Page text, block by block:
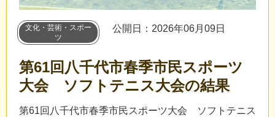
文化・芸術・スポー
ツ
公開日：2026年06月09日
第61回八千代市春季市民スポーツ
大会 ソフトテニス大会の結果
第61回八千代市春季市民スポーツ大会 ソフトテニス